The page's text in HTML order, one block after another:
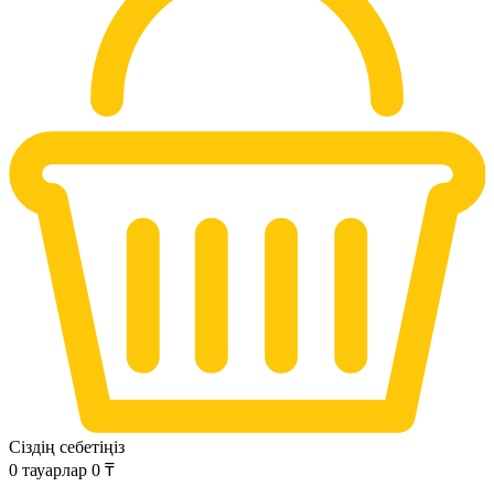
Сіздің себетіңіз
0 тауарлар 0 ₸